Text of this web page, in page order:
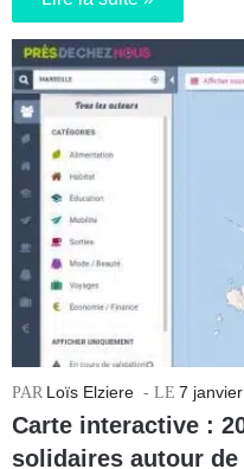
Loïs Elziere 7
Carte interactive :
solidaires autour